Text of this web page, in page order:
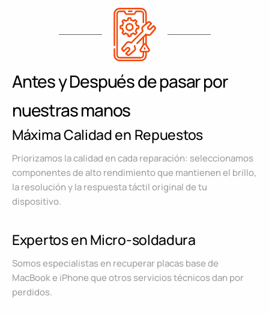
Antes y Después de pasar por
nuestras manos
Máxima Calidad en Repuestos
Priorizamos la calidad en cada reparación: seleccionamos
componentes de alto rendimiento que mantienen el brillo,
la resolución y la respuesta táctil original de tu
dispositivo.
Expertos en Micro-soldadura
Somos especialistas en recuperar placas base de
MacBook e iPhone que otros servicios técnicos dan por
perdidos.